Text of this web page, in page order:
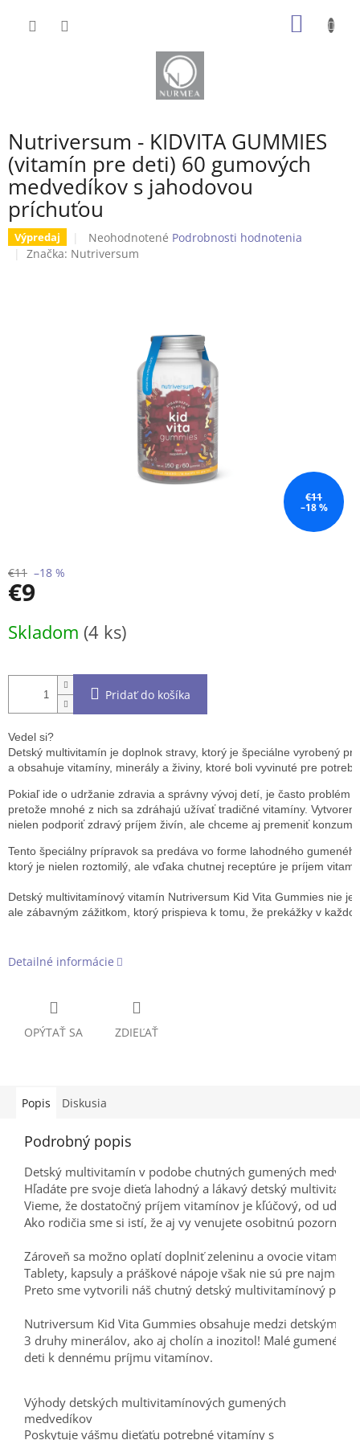
Nutriversum - KIDVITA GUMMIES
(vitamín pre deti) 60 gumových
medvedíkov s jahodovou
príchuťou
Výpredaj
Priemerné
hodnotenie
hviezdičiek.
Neohodnotené Podrobnosti hodnotenia
Značka: Nutriversum
€11
–18 %
€11 –18 %
€9
cena:
Skladom (4 ks)
Pridať do košíka
Vedel si?
Detský multivitamín je doplnok stravy, ktorý je špeciálne vyrobený
a obsahuje vitamíny, minerály a živiny, ktoré boli vyvinuté pre
Pokiaľ ide o udržanie zdravia a správny vývoj detí, je často problém
pretože mnohé z nich sa zdráhajú užívať tradičné vitamíny.
nielen podporiť zdravý príjem živín, ale chceme aj premeniť
Tento špeciálny prípravok sa predáva vo forme lahodného
ktorý je nielen roztomilý, ale vďaka chutnej receptúre je príjem
Detský multivitamínový vitamín Nutriversum Kid Vita Gummies nie
ale zábavným zážitkom, ktorý prispieva k tomu, že prekážky v
Detailné informácie
OPÝTAŤ SA ZDIEĽAŤ
Popis Diskusia
Podrobný popis
Detský multivitamín v podobe chutných gumených
Hľadáte pre svoje dieťa lahodný a lákavý detský
Vieme, že dostatočný príjem vitamínov je kľúčový, od
Ako rodičia sme si istí, že aj vy venujete osobitnú
Zároveň sa možno oplatí doplniť zeleninu a ovocie
Tablety, kapsuly a práškové nápoje však nie sú pre
Preto sme vytvorili náš chutný detský multivitamínový
Nutriversum Kid Vita Gummies obsahuje medzi detskými
3 druhy minerálov, ako aj cholín a inozitol! Malé gumené
deti k dennému príjmu vitamínov.
Výhody detských multivitamínových gumených
medvedíkov
Poskytuje vášmu dieťaťu potrebné vitamíny s